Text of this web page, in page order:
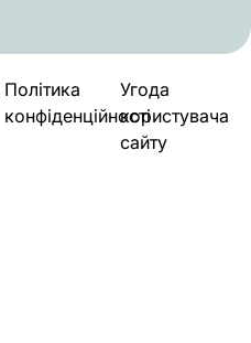
Політика
конфіденційності
Угода
користувача
сайту